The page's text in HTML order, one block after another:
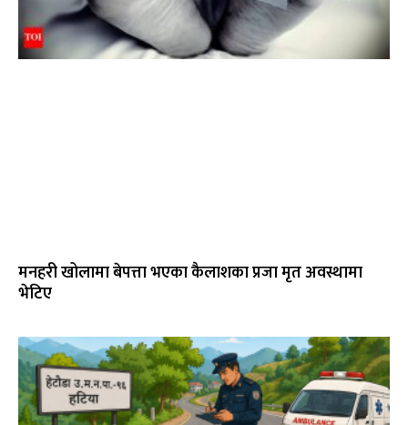
मनहरी खोलामा बेपत्ता भएका कैलाशका प्रजा मृत अवस्थामा
भेटिए